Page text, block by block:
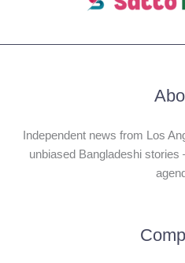
Independent news from Los
unbiased Bangladeshi